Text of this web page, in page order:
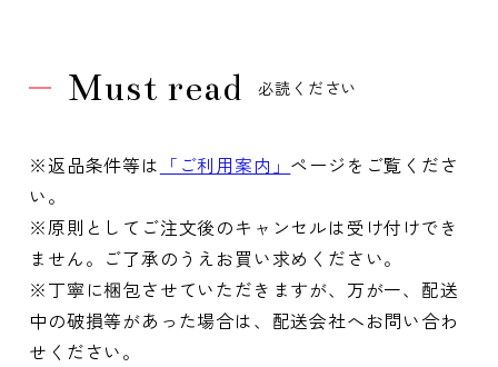
Must read 必読ください
※返品条件等は 「ご利用案内」 ページをご覧くださ
い。
※原則としてご注文後のキャンセルは受け付けでき
ません。ご了承のうえお買い求めください。
※丁寧に梱包させていただきますが、万が一、配送
中の破損等があった場合は、配送会社へお問い合わ
せください。